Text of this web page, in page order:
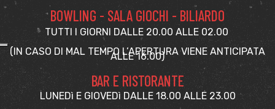
BOWLING - SALA GIOCHI - BILIARDO
TUTTI I GIORNI DALLE 20.00 ALLE 02.00
(IN CASO DI MAL TEMPO L’APERTURA VIENE ANTICIPATA
ALLE 16.00)
BAR E RISTORANTE
LUNEDì E GIOVEDì DALLE 18.00 ALLE 23.00